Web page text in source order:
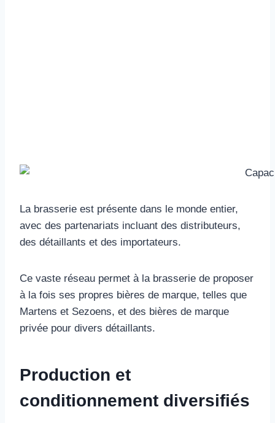
La brasserie est présente dans le monde entier,
avec des partenariats incluant des distributeurs,
des détaillants et des importateurs.
Ce vaste réseau permet à la brasserie de proposer
à la fois ses propres bières de marque, telles que
Martens et Sezoens, et des bières de marque
privée pour divers détaillants.
Production et
conditionnement diversifiés